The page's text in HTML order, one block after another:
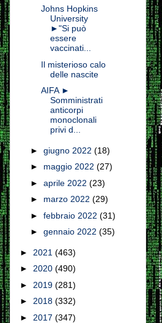
Johns Hopkins
University
►"Si può
essere
vaccinati...
Il misterioso calo
delle nascite
AIFA ►
Somministrati
anticorpi
monoclonali
privi d...
► giugno 2022 (18)
► maggio 2022 (27)
► aprile 2022 (23)
► marzo 2022 (29)
► febbraio 2022 (31)
► gennaio 2022 (35)
► 2021 (463)
► 2020 (490)
► 2019 (281)
► 2018 (332)
► 2017 (347)